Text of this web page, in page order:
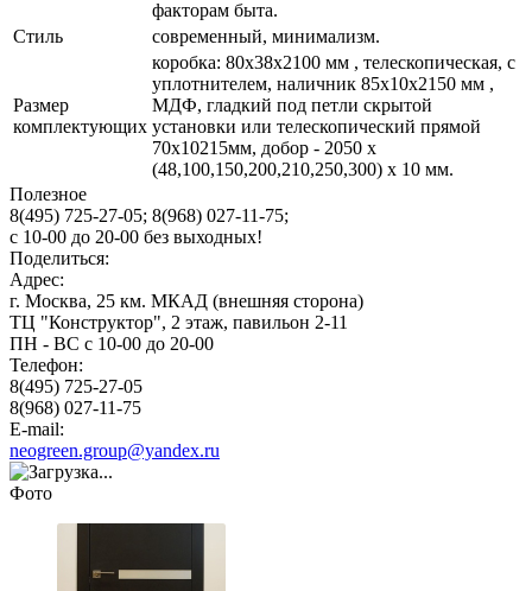
факторам быта.
Стиль
современный, минимализм.
Размер
комплектующих
коробка: 80x38x2100 мм , телескопическая, с
уплотнителем, наличник 85x10x2150 мм ,
МДФ, гладкий под петли скрытой
установки или телескопический прямой
70x10215мм, добор - 2050 х
(48,100,150,200,210,250,300) х 10 мм.
Полезное
8(495) 725-27-05; 8(968) 027-11-75;
с 10-00 до 20-00 без выходных!
Поделиться:
Адрес:
г. Москва, 25 км. МКАД (внешняя сторона)
ТЦ "Конструктор", 2 этаж, павильон 2-11
ПН - ВС с 10-00 до 20-00
Телефон:
8(495) 725-27-05
8(968) 027-11-75
E-mail:
neogreen.group@yandex.ru
Фото